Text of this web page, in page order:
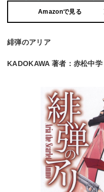
Amazonで見る
緋弾のアリア
KADOKAWA 著者：赤松中学